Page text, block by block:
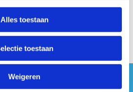
Alles toestaan
toestaan
Weigeren